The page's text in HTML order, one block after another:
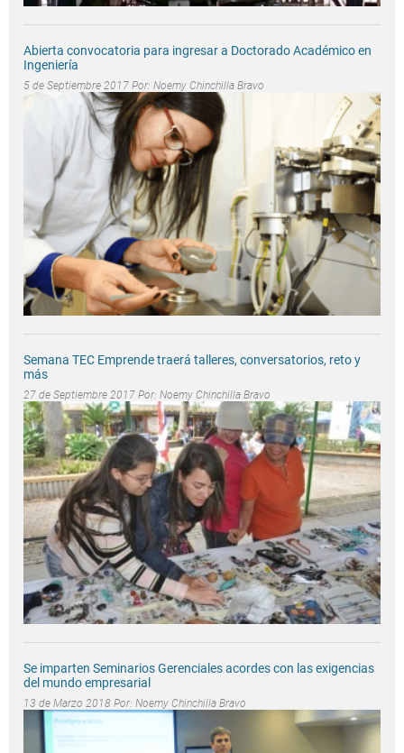
Abierta convocatoria para ingresar a Doctorado Académico en
Ingeniería
5 de Septiembre 2017 Por: Noemy Chinchilla Bravo
Semana TEC Emprende traerá talleres, conversatorios, reto y
más
27 de Septiembre 2017 Por: Noemy Chinchilla Bravo
Se imparten Seminarios Gerenciales acordes con las exigencias
del mundo empresarial
13 de Marzo 2018 Por: Noemy Chinchilla Bravo